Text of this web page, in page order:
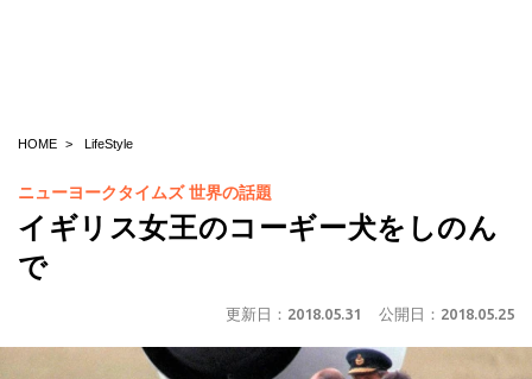
HOME LifeStyle
ニューヨークタイムズ 世界の話題
イギリス女王のコーギー犬をしのん
で
更新日： 2018.05.31 公開日： 2018.05.25